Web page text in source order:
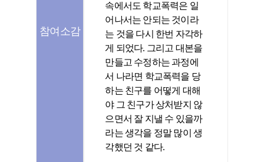
참여소감
속에서도 학교폭력은 일
어나서는 안되는 것이라
는 것을 다시 한번 자각하
게 되었다. 그리고 대본을
만들고 수정하는 과정에
서 나라면 학교폭력을 당
하는 친구를 어떻게 대해
야 그 친구가 상처받지 않
으면서 잘 지낼 수 있을까
라는 생각을 정말 많이 생
각했던 것 같다.